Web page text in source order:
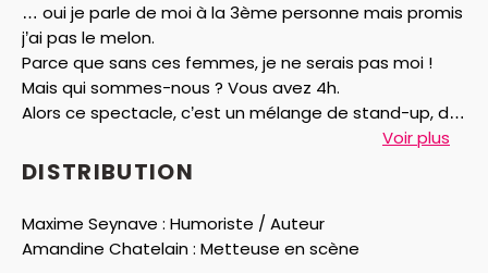
… oui je parle de moi à la 3ème personne mais promis
j’ai pas le melon.
Parce que sans ces femmes, je ne serais pas moi !
Mais qui sommes-nous ? Vous avez 4h.
Alors ce spectacle, c’est un mélange de stand-up, de
personnages, de rires, d’émotions pour vous plonger
dans l’univers de “mes dames”.
d’enfance, Evidence et même Véronique Sanson, elles
seront toutes là.
Voir plus
DISTRIBUTION
Maxime Seynave : Humoriste / Auteur
Amandine Chatelain : Metteuse en scène